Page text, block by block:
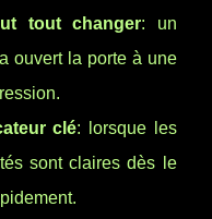
tout changer: un
ouvert la porte à une
clé: lorsque les
sont claires dès le